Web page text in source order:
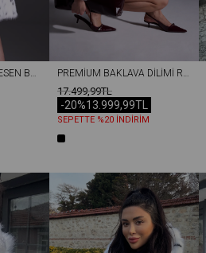
17.499,99TL
13.999,99TL
-20%
SEPETTE %20 İNDİRİM